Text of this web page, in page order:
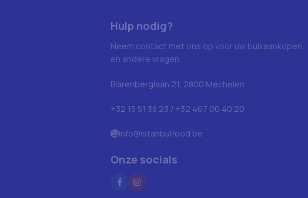
Hulp nodig?
Neem contact met ons op voor uw bulkaankopen
en andere vragen.
Blarenberglaan 21, 2800 Mechelen
+32 15 51 38 23 / +32 467 00 40 20
info@istanbulfood.be
Onze socials